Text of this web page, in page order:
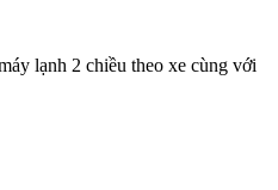
lạnh 2 chiều theo xe cùng với